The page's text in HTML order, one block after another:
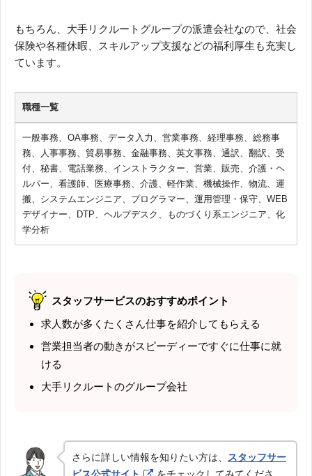
もちろん、大手リクルートグループの派遣会社なので、社会
保険や各種休暇、スキルアップ支援などの福利厚生も充実し
ています。
職種一覧
一般事務、OA事務、データ入力、営業事務、経理事務、総務事
務、人事事務、貿易事務、金融事務、英文事務、通訳、翻訳、受
付、秘書、電話業務、インストラクター、営業、販売、介護・ヘ
ルパー、看護師、医療事務、介護、軽作業、機械操作、物流、運
搬、システムエンジニア、プログラマー、運用管理・保守、WEB
デザイナー、DTP、ヘルプデスク、ものづくり系エンジニア、化
学分析
スタッフサービスのおすすめポイント
求人数が多くたくさん仕事を紹介してもらえる
営業担当者の動きがスピーディーですぐに仕事に就
ける
大手リクルートのグループ会社
さらに詳しい情報を知りたい方は、
スタッフサー
ビス公式サイト
をチェックしてみてくださ